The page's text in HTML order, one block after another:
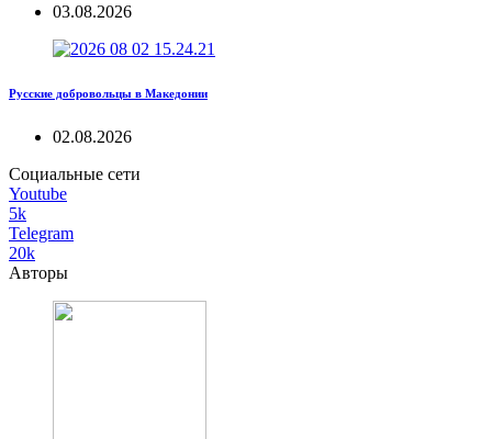
03.08.2026
Русские добровольцы в Македонии
02.08.2026
Социальные сети
Youtube
5k
Telegram
20k
Авторы